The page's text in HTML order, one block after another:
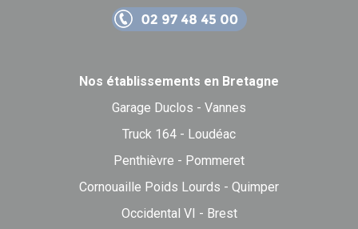
Nos établissements en Bretagne
Garage Duclos - Vannes
Truck 164 - Loudéac
Penthièvre - Pommeret
Cornouaille Poids Lourds - Quimper
Occidental VI - Brest